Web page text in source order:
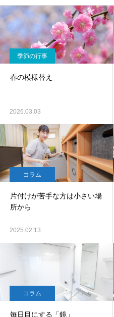
単身サポートプラン
春の模様替え
季節の行事
春の模様替え
2026.03.03
コラム
片付けが苦手な方は小さい場
所から
2025.02.13
コラム
毎日目にする「鏡」